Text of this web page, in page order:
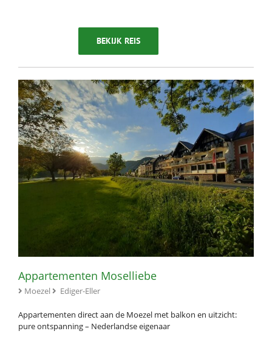
BEKIJK REIS
Appartementen Moselliebe
Moezel Ediger-Eller
Appartementen direct aan de Moezel met balkon en uitzicht:
pure ontspanning – Nederlandse eigenaar